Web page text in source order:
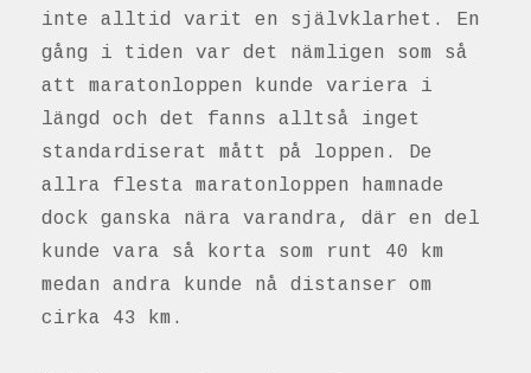
inte alltid varit en självklarhet. En
gång i tiden var det nämligen som så
att maratonloppen kunde variera i
längd och det fanns alltså inget
standardiserat mått på loppen. De
allra flesta maratonloppen hamnade
dock ganska nära varandra, där en del
kunde vara så korta som runt 40 km
medan andra kunde nå distanser om
cirka 43 km.